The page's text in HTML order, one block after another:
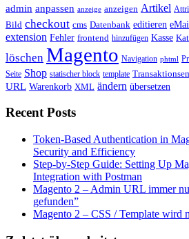
admin anpassen anzeige anzeigen Artikel
Bild checkout cms Datenbank editieren
extension Fehler frontend hinzufügen Kasse
löschen Magento Navigation phtml
Seite Shop statischer block template
URL Warenkorb XML ändern übersetzen
Recent Posts
Token-Based Authentication in
Security and Efficiency
Step-by-Step Guide: Setting Up
Integration with Postman
Magento 2 – Admin URL immer
gefunden”
Magento 2 – CSS / Template wird